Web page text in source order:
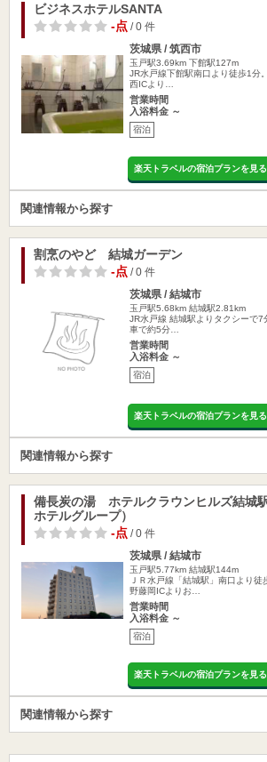
ビジネスホテルSANTA
-点/ 0 件
茨城県 / 筑西市
玉戸駅3.69km 下館駅127m
JR水戸線下館駅南口より徒歩1分
西ICより…
営業時間
入浴料金 ～
宿泊
楽天トラベルの宿泊プランを見る
関連情報から探す
割烹のやど 結城ガーデン
-点/ 0 件
茨城県 / 結城市
玉戸駅5.68km 結城駅2.81km
JR水戸線 結城駅よりタクシーで7
車で約5分…
営業時間
入浴料金 ～
宿泊
楽天トラベルの宿泊プランを見る
関連情報から探す
備長炭の湯 ホテルクラウンヒルズ結城
ホテルグループ）
-点/ 0 件
茨城県 / 結城市
玉戸駅5.77km 結城駅144m
ＪＲ水戸線「結城駅」南口より
野藤岡ICよりお…
営業時間
入浴料金 ～
宿泊
楽天トラベルの宿泊プランを見る
関連情報から探す